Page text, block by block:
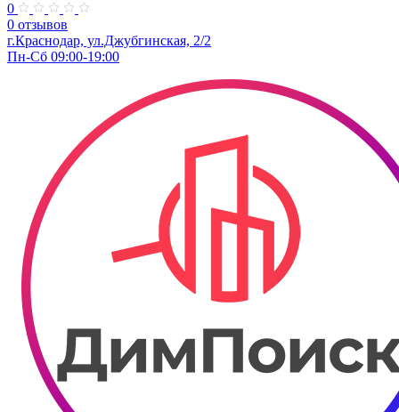
0
0 отзывов
г.Краснодар, ул.Джубгинская, 2/2
Пн-Сб 09:00-19:00